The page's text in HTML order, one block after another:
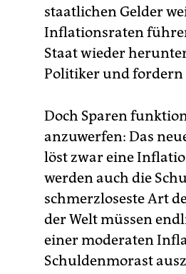
staatlichen Gelder
Inflationsraten
Staat wieder
Politiker und fordern
Doch Sparen
anzuwerfen: Das
löst zwar eine
werden auch die
schmerzloseste Art
der Welt müssen
einer moderaten
Schuldenmorast